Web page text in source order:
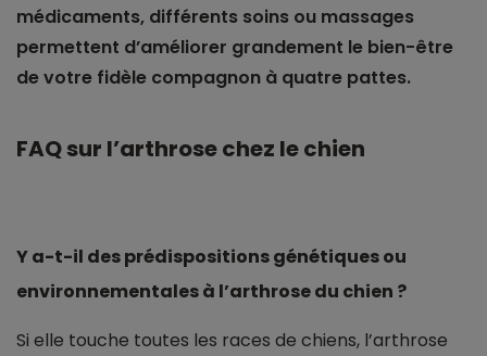
médicaments, différents soins ou massages
permettent d’améliorer grandement le bien-être
de votre fidèle compagnon à quatre pattes.
FAQ sur l’arthrose chez le chien
Y a-t-il des prédispositions génétiques ou
environnementales à l’arthrose du chien ?
Si elle touche toutes les races de chiens, l’arthrose